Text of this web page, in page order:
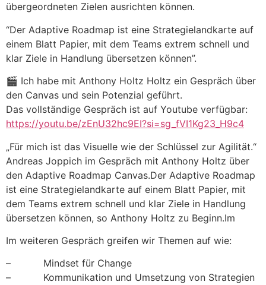
übergeordneten Zielen ausrichten können.
“Der Adaptive Roadmap ist eine Strategielandkarte auf
einem Blatt Papier, mit dem Teams extrem schnell und
klar Ziele in Handlung übersetzen können”.
🎬 Ich habe mit Anthony Holtz Holtz ein Gespräch über
den Canvas und sein Potenzial geführt.
Das vollständige Gespräch ist auf Youtube verfügbar:
https://youtu.be/zEnU32hc9EI?si=sg_fVI1Kg23_H9c4
„Für mich ist das Visuelle wie der Schlüssel zur Agilität.“
Andreas Joppich im Gespräch mit Anthony Holtz über
den Adaptive Roadmap Canvas.Der Adaptive Roadmap
ist eine Strategielandkarte auf einem Blatt Papier, mit
dem Teams extrem schnell und klar Ziele in Handlung
übersetzen können, so Anthony Holtz zu Beginn.Im
Im weiteren Gespräch greifen wir Themen auf wie:
– Mindset für Change
– Kommunikation und Umsetzung von Strategien